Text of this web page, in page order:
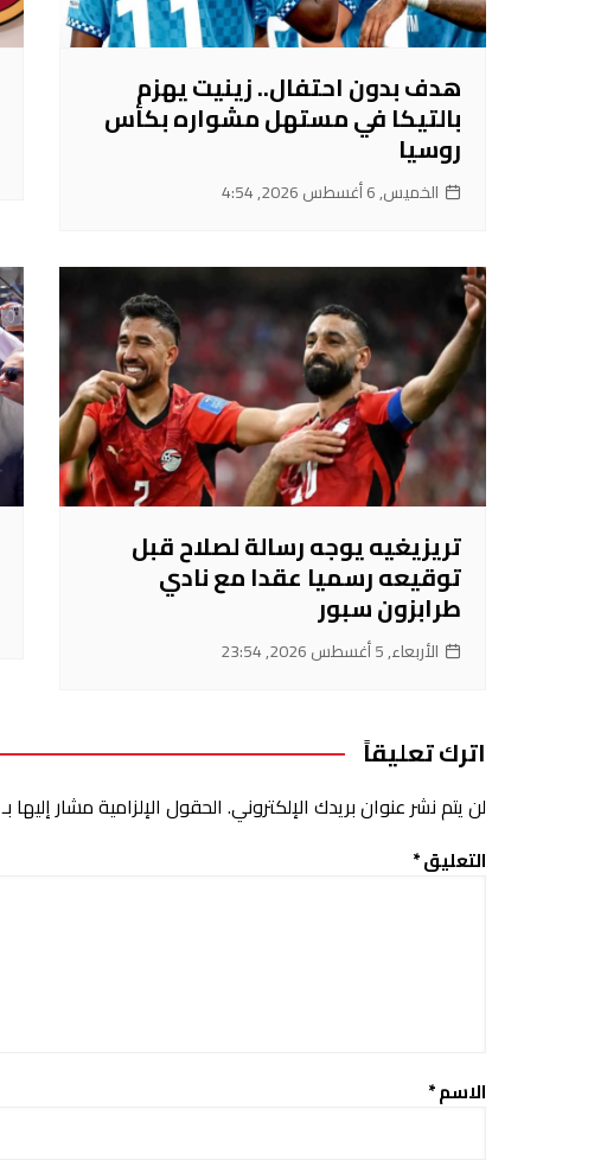
هدف بدون احتفال.. زينيت يهزم
بالتيكا في مستهل مشواره بكأس
روسيا
الخميس, 6 أغسطس 2026, 4:54
تريزيغيه يوجه رسالة لصلاح قبل
توقيعه رسميا عقدا مع نادي
طرابزون سبور
الأربعاء, 5 أغسطس 2026, 23:54
اترك تعليقاً
لن يتم نشر عنوان بريدك الإلكتروني. الحقول الإلزامية مشار إليها بـ
التعليق*
الاسم*